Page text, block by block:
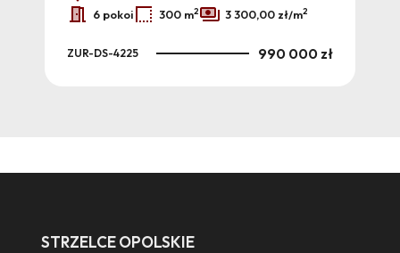
6 pokoi 300 m2 3 300,00 zł/m2
ZUR-DS-4225 990 000 zł
STRZELCE OPOLSKIE